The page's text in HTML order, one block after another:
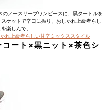
ノースリーブワンピースに、黒タートルを
ケットで辛口に振り、おしゃれ上級者らし
楽しんで。
れ上級者らしい甘辛ミックススタイル
コート×黒ニット×茶色シ